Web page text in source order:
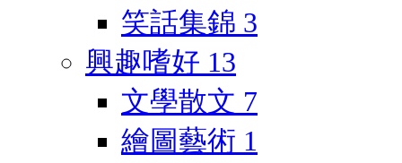
笑話集錦 3
興趣嗜好 13
文學散文 7
繪圖藝術 1